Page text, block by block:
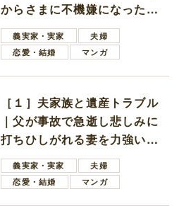
からさまに不機嫌になった義
母義実家・実家
夫婦
恋愛・結婚
マンガ
［１］夫家族と遺産トラブル
｜父が事故で急逝し悲しみに
打ちひしがれる妻を力強い言
葉で励ます夫
義実家・実家
夫婦
恋愛・結婚
マンガ